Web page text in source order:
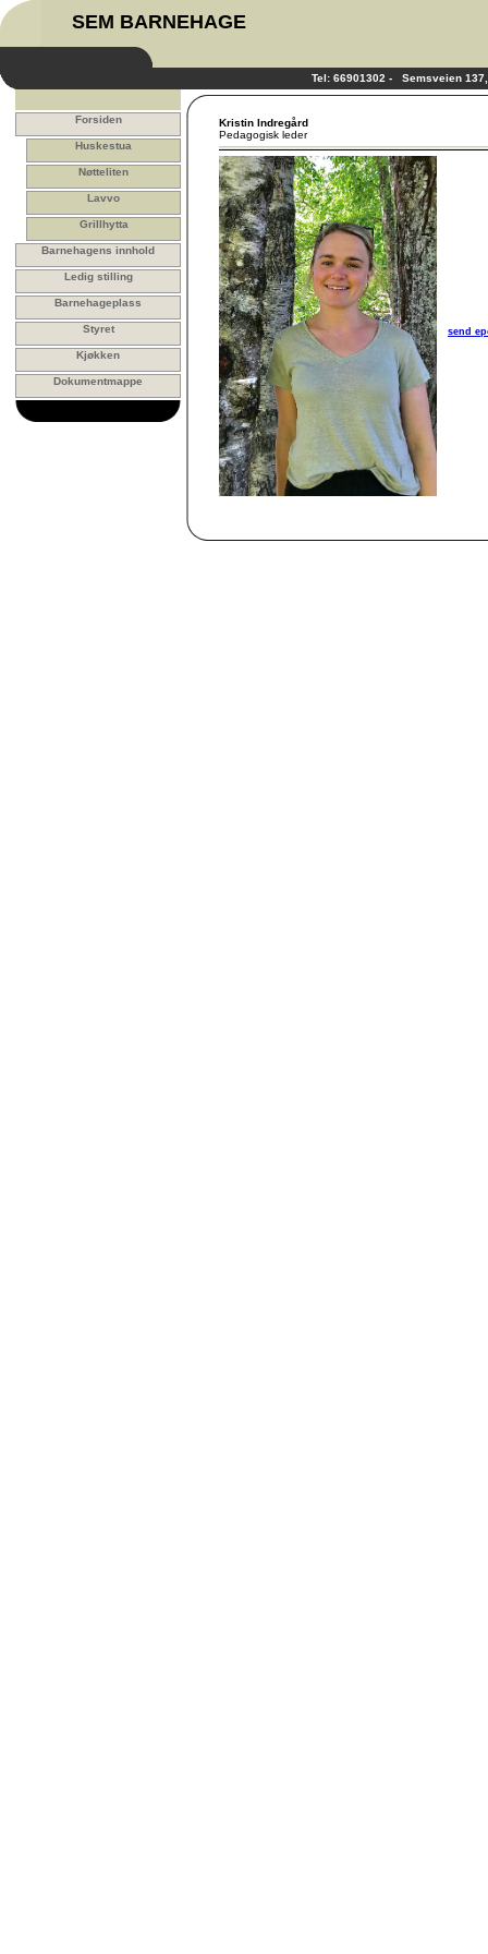
SEM BARNEHAGE
Tel: 66901302 - Semsveien
Forsiden
Huskestua
Nøtteliten
Lavvo
Grillhytta
Barnehagens innhold
Ledig stilling
Barnehageplass
Styret
Kjøkken
Dokumentmappe
Kristin Indregård
Pedagogisk leder
send